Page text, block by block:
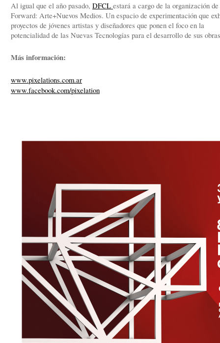
Al igual que el año pasado, DFCL estará a cargo de la organización de
Forward: Arte+Nuevos Medios. Un espacio de experimentación que
proyectos de jóvenes artistas y diseñadores que ponen el foco en la
potencialidad de las Nuevas Tecnologías para el desarrollo de sus
Más información:
www.pixelations.com.ar
www.facebook.com/pixelation